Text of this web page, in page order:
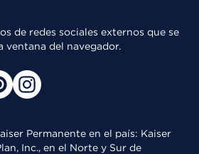
de redes sociales externos que se
ventana del navegador.
Permanente en el país: Kaiser
Inc., en el Norte y Sur de